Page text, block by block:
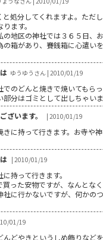
と処分してくれますよ。ただ
ます。
の地区の神社では３６５日、
の箱があり、賽銭箱に心遣い
ゆうゆうさん | 2010/01/19
でのどんと焼きで焼いてもらっ
部分はゴミとして出しちゃいま
ざいます。
| 2010/01/19
きに持って行きます。お寺や
| 2010/01/19
持って行きます。
買った安物ですが、なんとな
社に行かないですが、何かの
01/19
んどやきというしめ飾りなど